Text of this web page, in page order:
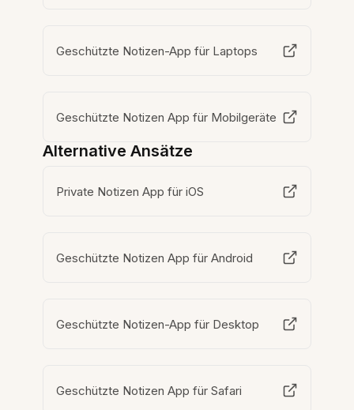
Geschützte Notizen-App für Laptops
Geschützte Notizen App für Mobilgeräte
Alternative Ansätze
Private Notizen App für iOS
Geschützte Notizen App für Android
Geschützte Notizen-App für Desktop
Geschützte Notizen App für Safari